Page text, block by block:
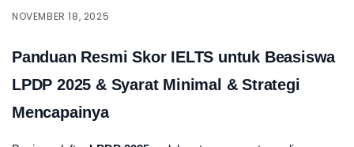
NOVEMBER 18, 2025
Panduan Resmi Skor IELTS untuk Beasiswa
LPDP 2025 & Syarat Minimal & Strategi
Mencapainya